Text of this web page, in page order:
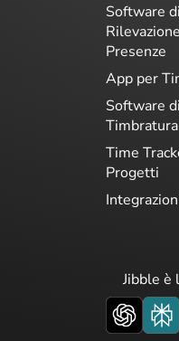
Software di
Presenze
App per
Software di
Timbratura
Time
Progetti
Jibble è